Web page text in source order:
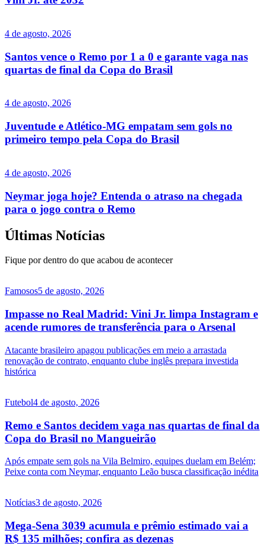
4 de agosto, 2026
Santos vence o Remo por 1 a 0 e garante vaga nas
quartas de final da Copa do Brasil
4 de agosto, 2026
Juventude e Atlético-MG empatam sem gols no
primeiro tempo pela Copa do Brasil
4 de agosto, 2026
Neymar joga hoje? Entenda o atraso na chegada
para o jogo contra o Remo
Últimas Notícias
Fique por dentro do que acabou de acontecer
Famosos5 de agosto, 2026
Impasse no Real Madrid: Vini Jr. limpa Instagram e
acende rumores de transferência para o Arsenal
Atacante brasileiro apagou publicações em meio a arrastada
renovação de contrato, enquanto clube inglês prepara investida
histórica
Futebol4 de agosto, 2026
Remo e Santos decidem vaga nas quartas de final da
Copa do Brasil no Mangueirão
Após empate sem gols na Vila Belmiro, equipes duelam em Belém;
Peixe conta com Neymar, enquanto Leão busca classificação inédita
Notícias3 de agosto, 2026
Mega-Sena 3039 acumula e prêmio estimado vai a
R$ 135 milhões; confira as dezenas